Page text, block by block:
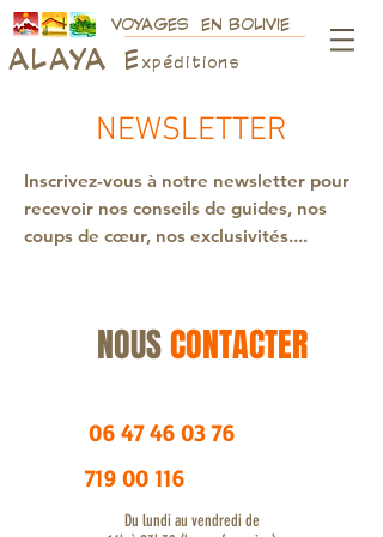
VOYAGES EN BOLIVIE
ALAYA E xpéditions
NEWSLETTER
Inscrivez-vous à notre newsletter pour
recevoir nos conseils de guides, nos
coups de cœur, nos exclusivités....
NOUSCONTACTER
06 47 46 03 76
719 00 116
Du lundi au vendredi de